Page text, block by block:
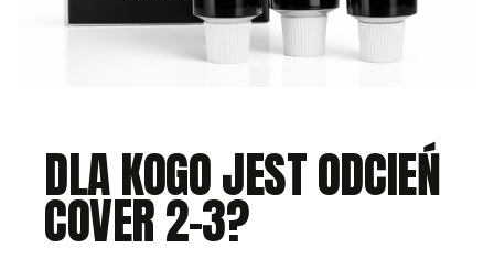
DLA KOGO JEST ODCIEŃ
COVER 2-3?